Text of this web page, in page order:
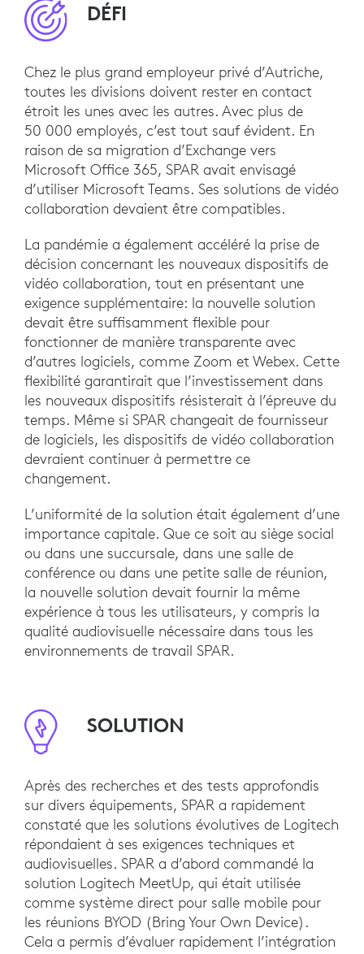
DÉFI
Chez le plus grand employeur privé d’Autriche,
toutes les divisions doivent rester en contact
étroit les unes avec les autres. Avec plus de
50 000 employés, c’est tout sauf évident. En
raison de sa migration d’Exchange vers
Microsoft Office 365, SPAR avait envisagé
d’utiliser Microsoft Teams. Ses solutions de vidéo
collaboration devaient être compatibles.
La pandémie a également accéléré la prise de
décision concernant les nouveaux dispositifs de
vidéo collaboration, tout en présentant une
exigence supplémentaire: la nouvelle solution
devait être suffisamment flexible pour
fonctionner de manière transparente avec
d’autres logiciels, comme Zoom et Webex. Cette
flexibilité garantirait que l’investissement dans
les nouveaux dispositifs résisterait à l’épreuve du
temps. Même si SPAR changeait de fournisseur
de logiciels, les dispositifs de vidéo collaboration
devraient continuer à permettre ce
changement.
L’uniformité de la solution était également d’une
importance capitale. Que ce soit au siège social
ou dans une succursale, dans une salle de
conférence ou dans une petite salle de réunion,
la nouvelle solution devait fournir la même
expérience à tous les utilisateurs, y compris la
qualité audiovisuelle nécessaire dans tous les
environnements de travail SPAR.
SOLUTION
Après des recherches et des tests approfondis
sur divers équipements, SPAR a rapidement
constaté que les solutions évolutives de Logitech
répondaient à ses exigences techniques et
audiovisuelles. SPAR a d’abord commandé la
solution Logitech MeetUp, qui était utilisée
comme système direct pour salle mobile pour
les réunions BYOD (Bring Your Own Device).
Cela a permis d’évaluer rapidement l’intégration